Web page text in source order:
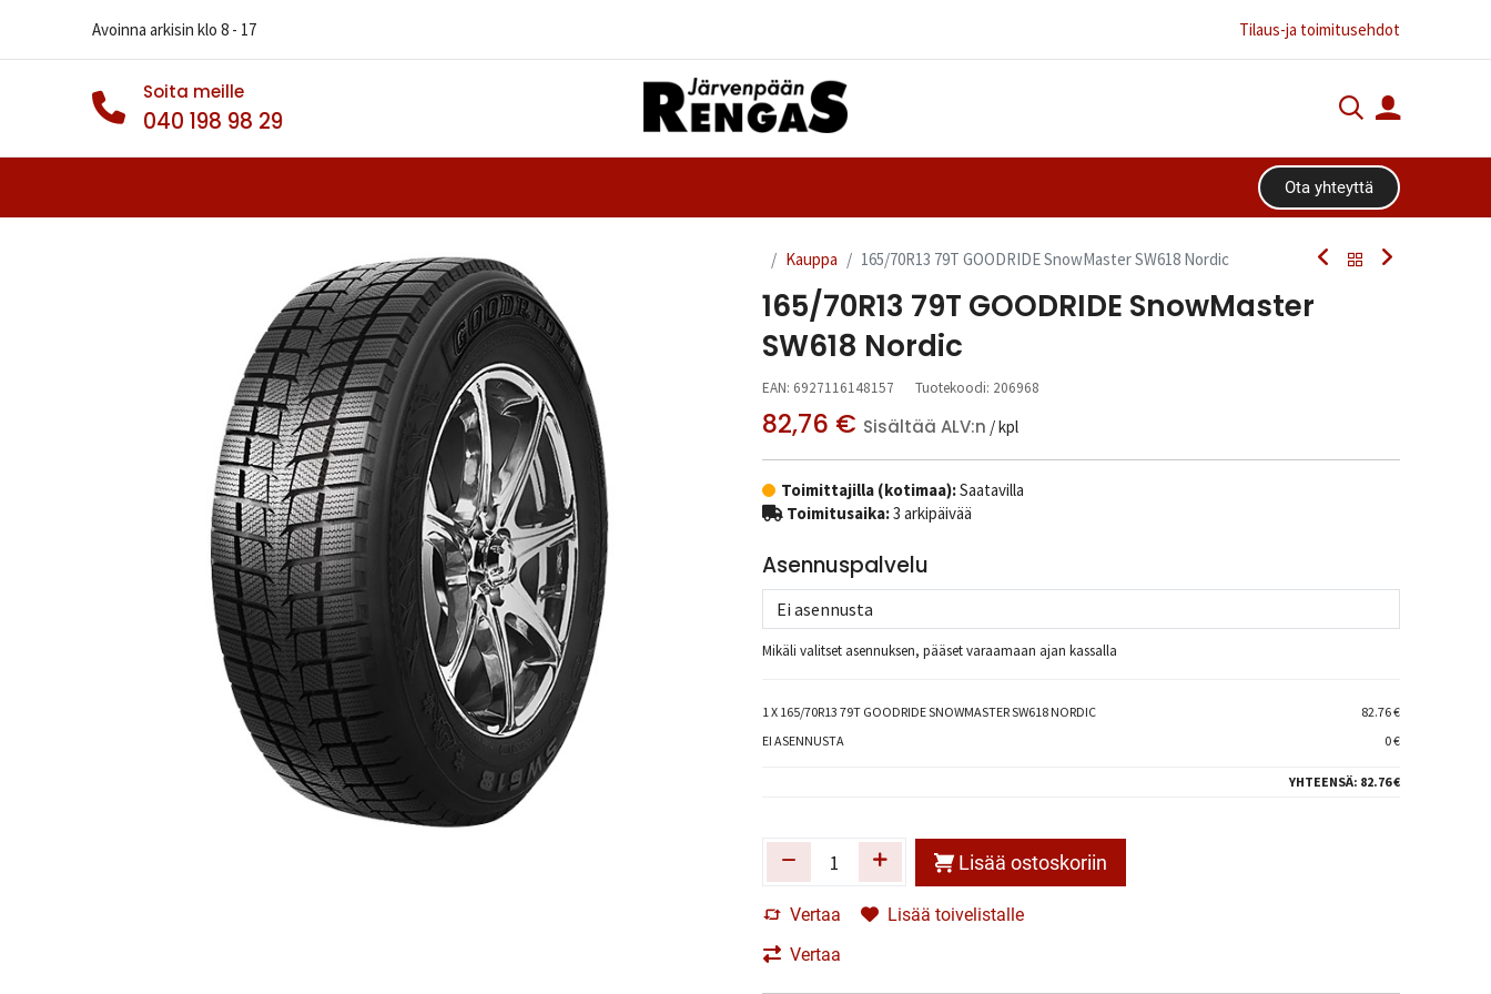
Avoinna arkisin klo 8 - 17 Tilaus-ja toimitusehdot
Soita meille
040 198 98 29
Ota yhteyttä​​​​
Kauppa 165/70R13 79T GOODRIDE SnowMaster SW618 Nordic
165/70R13 79T GOODRIDE SnowMaster
SW618 Nordic
EAN: 6927116148157 Tuotekoodi: 206968
82,76 € Sisältää ALV:n / kpl
Toimittajilla (kotimaa):Saatavilla
Toimitusaika:3 arkipäivää
Asennuspalvelu
Mikäli valitset asennuksen, pääset varaamaan ajan kassalla
1X 165/70R13 79T GOODRIDE SNOWMASTER SW618 NORDIC
82.76 €
EI ASENNUSTA
0 €
YHTEENSÄ: 82.76 €
Lisää ostoskoriin
Vertaa
Lisää toivelistalle
Vertaa